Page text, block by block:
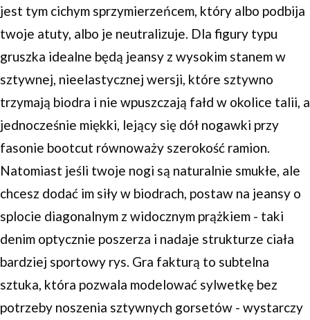
jest tym cichym sprzymierzeńcem, który albo podbija
twoje atuty, albo je neutralizuje. Dla figury typu
gruszka idealne będą jeansy z wysokim stanem w
sztywnej, nieelastycznej wersji, które sztywno
trzymają biodra i nie wpuszczają fałd w okolice talii, a
jednocześnie miękki, lejący się dół nogawki przy
fasonie bootcut równoważy szerokość ramion.
Natomiast jeśli twoje nogi są naturalnie smukłe, ale
chcesz dodać im siły w biodrach, postaw na jeansy o
splocie diagonalnym z widocznym prążkiem - taki
denim optycznie poszerza i nadaje strukturze ciała
bardziej sportowy rys. Gra fakturą to subtelna
sztuka, która pozwala modelować sylwetkę bez
potrzeby noszenia sztywnych gorsetów - wystarczy